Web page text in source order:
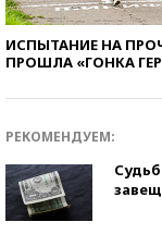
ИСПЫТАНИЕ НА
ПРОШЛА «ГОНКА
РЕКОМЕНДУЕМ: